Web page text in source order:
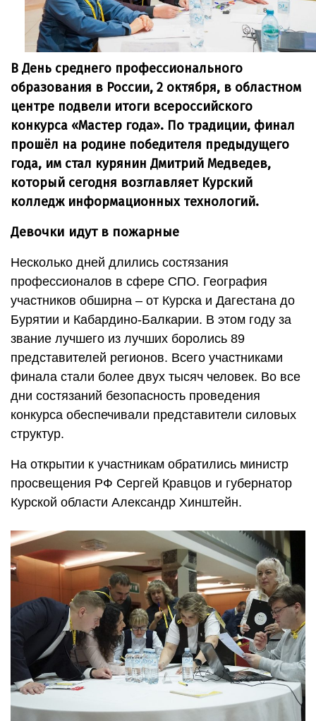
В День среднего профессионального
образования в России, 2 октября, в областном
центре подвели итоги всероссийского
конкурса «Мастер года». По традиции, финал
прошёл на родине победителя предыдущего
года, им стал курянин Дмитрий Медведев,
который сегодня возглавляет Курский
колледж информационных технологий.
Девочки идут в пожарные
Несколько дней длились состязания
профессионалов в сфере СПО. География
участников обширна – от Курска и Дагестана до
Бурятии и Кабардино-Балкарии. В этом году за
звание лучшего из лучших боролись 89
представителей регионов. Всего участниками
финала стали более двух тысяч человек. Во все
дни состязаний безопасность проведения
конкурса обеспечивали представители силовых
структур.
На открытии к участникам обратились министр
просвещения РФ Сергей Кравцов и губернатор
Курской области Александр Хинштейн.